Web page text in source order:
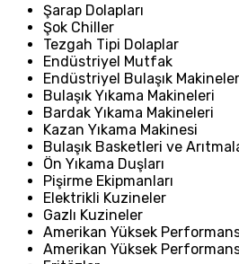
Şarap Dolapları
Şok Chiller
Tezgah Tipi Dolaplar
Endüstriyel Mutfak
Endüstriyel Bulaşık
Bulaşık Yıkama Makineleri
Bardak Yıkama Makineleri
Kazan Yıkama Makinesi
Bulaşık Basketleri ve
Ön Yıkama Duşları
Pişirme Ekipmanları
Elektrikli Kuzineler
Gazlı Kuzineler
Amerikan Yüksek
Amerikan Yüksek